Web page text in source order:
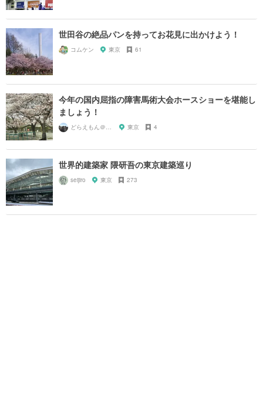
世田谷の絶品パンを持ってお花見に出かけよう！
コムケン 東京 61
今年の国内屈指の障害馬術大会ホースショーを堪能し
ましょう！
東京 4
世界的建築家 隈研吾の東京建築巡り
seijiro 東京 273